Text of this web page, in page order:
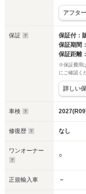
アフタ
保証
保証付：
保証期間
保証距離
※保証費用
にご確認く
詳しい
車検
修復歴 なし
ワンオーナー
○
正規輸入車 －